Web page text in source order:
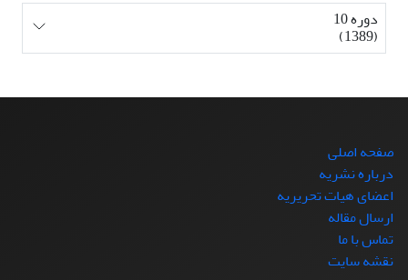
دوره 10
(1389)
صفحه اصلی
درباره نشریه
اعضای هیات تحریریه
ارسال مقاله
تماس با ما
نقشه سایت